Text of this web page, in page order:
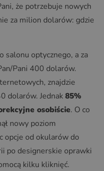
że potrzebuje nowych
za milion dolarów: gdzie
salonu optycznego, a za
Pani 400 dolarów.
znajdzie
dolarów. Jednak85%
osobiście. O co
nowy poziom
opcje od okularów do
po designerskie oprawki
kilku kliknięć.